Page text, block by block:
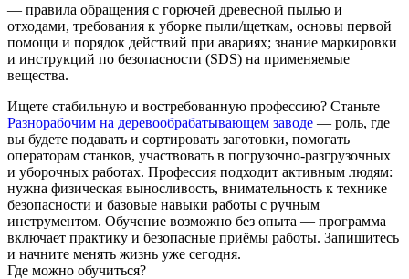
— правила обращения с горючей древесной пылью и
отходами, требования к уборке пыли/щеткам, основы первой
помощи и порядок действий при авариях; знание маркировки
и инструкций по безопасности (SDS) на применяемые
вещества.
Ищете стабильную и востребованную профессию? Станьте
Разнорабочим на деревообрабатывающем заводе — роль, где
вы будете подавать и сортировать заготовки, помогать
операторам станков, участвовать в погрузочно‑разгрузочных
и уборочных работах. Профессия подходит активным людям:
нужна физическая выносливость, внимательность к технике
безопасности и базовые навыки работы с ручным
инструментом. Обучение возможно без опыта — программа
включает практику и безопасные приёмы работы. Запишитесь
и начните менять жизнь уже сегодня.
Где можно обучиться?